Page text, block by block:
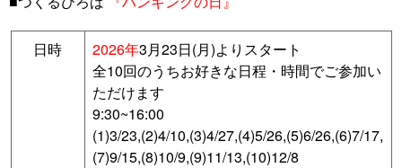
日時 2026年3月23日(月)よりスタート
全10回のうちお好きな日程・時間でご参加い
ただけます
9:30~16:00
(1)3/23,(2)4/10,(3)4/27,(4)5/26,(5)6/26,(6)7/17,
(7)9/15,(8)10/9,(9)11/13,(10)12/8